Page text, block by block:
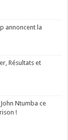
annoncent la
Résultats et
Ntumba ce
!